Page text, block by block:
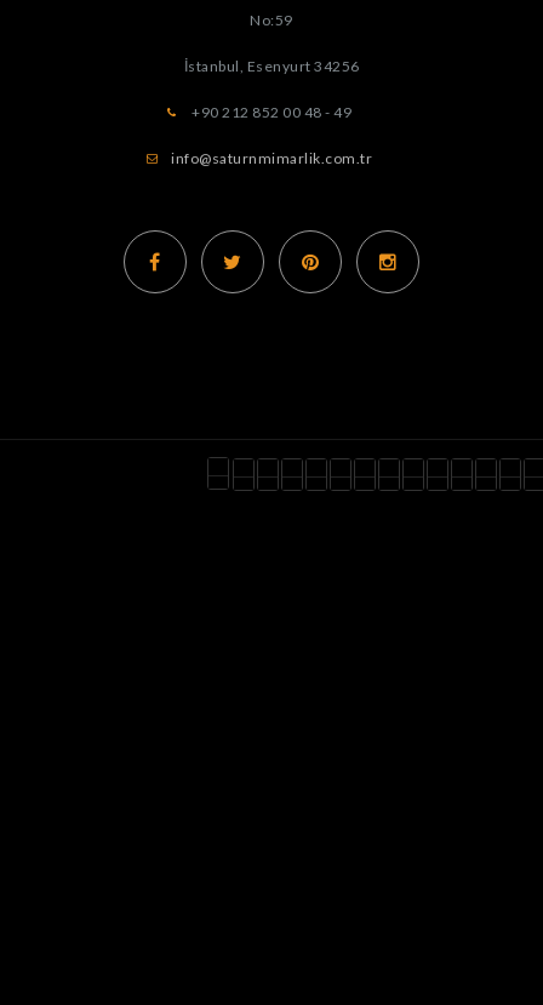
No:59
İstanbul, Esenyurt 34256
+90 212 852 00 48 - 49
info@saturnmimarlik.com.tr